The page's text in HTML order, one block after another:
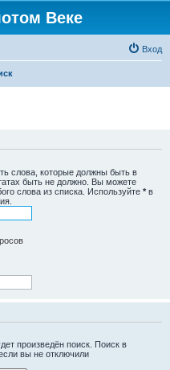
Веке
Вход
слова, которые должны быть в
быть не должно. Вы можете
слова из списка. Используйте * в
произведён поиск. Поиск в
вы не отключили